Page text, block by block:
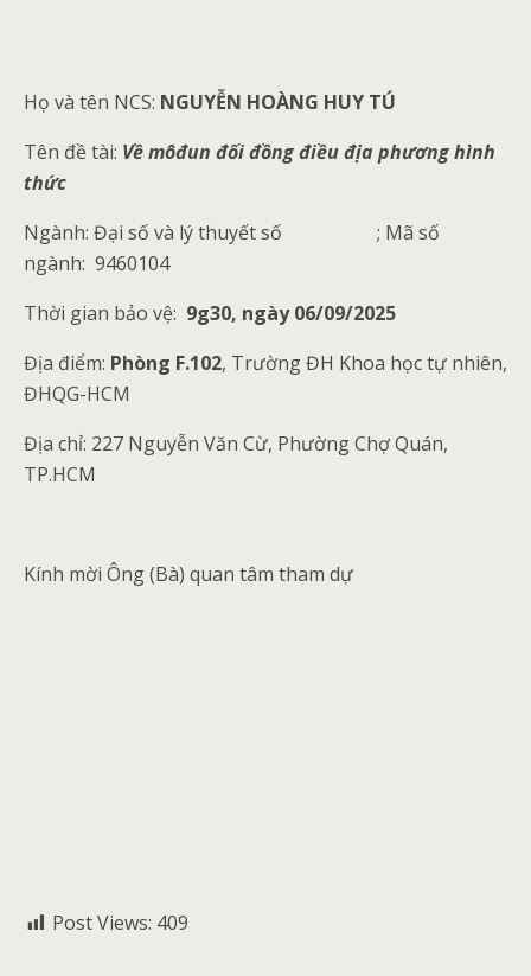
Họ và tên NCS: NGUYỄN HOÀNG HUY TÚ
Tên đề tài: Về môđun đối đồng điều địa phương hình
thức
Ngành: Đại số và lý thuyết số
; Mã số
ngành: 9460104
Thời gian bảo vệ: 9g30, ngày 06/09/2025
Địa điểm: Phòng F.102, Trường ĐH Khoa học tự nhiên,
ĐHQG-HCM
Địa chỉ: 227 Nguyễn Văn Cừ, Phường Chợ Quán,
TP.HCM
Kính mời Ông (Bà) quan tâm tham dự
Post Views: 409